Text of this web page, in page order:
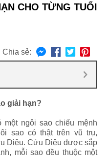
CHO TỪNG TUỔI
Chia sẻ:
giải hạn?
ngôi sao chiếu mệnh
sao có thật trên vũ trụ,
Diệu. Cửu Diệu được sắp
mỗi sao đều thuộc một